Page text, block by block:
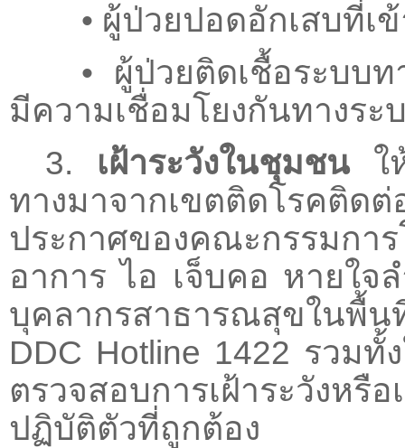
• ผู้ป่วยปอดอักเสบที่เ
• ผู้ป่วยติดเชื้อระบบ
มีความเชื่อมโยงกันทางระ
3. เฝ้าระวังในชุมชนให้
ทางมาจากเขตติดโรคติ
ประกาศของคณะกรรมกา
อาการ ไอ เจ็บคอ หายใจ
บุคลากรสาธารณสุขในพื้
DDC Hotline 1422 รวมทั้
ตรวจสอบการเฝ้าระวังหรื
ปฏิบัติตัวที่ถูกต้อง